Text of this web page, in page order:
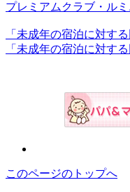
プレミアムクラブ・ル
「未成年の宿泊に対す
「未成年の宿泊に対す
このページのトップへ